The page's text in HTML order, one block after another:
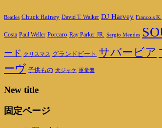
Beatles Chuck Rainey David T. Walker DJ Harvey Francois K.
Costa Paul Weller Porcaro Ray Parker JR. Sergio Mendes
ード クリスマス グランドビート サバービア
ーヴ 子供もの 犬ジャケ 重量盤
New title
固定ページ